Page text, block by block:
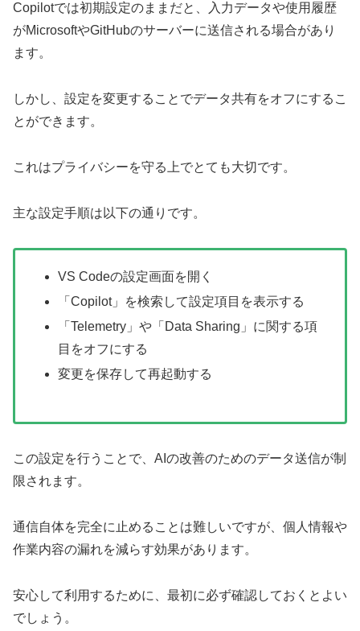
Copilotでは初期設定のままだと、入力データや使用履歴
がMicrosoftやGitHubのサーバーに送信される場合があり
ます。
しかし、設定を変更することでデータ共有をオフにするこ
とができます。
これはプライバシーを守る上でとても大切です。
主な設定手順は以下の通りです。
VS Codeの設定画面を開く
「Copilot」を検索して設定項目を表示する
「Telemetry」や「Data Sharing」に関する項
目をオフにする
変更を保存して再起動する
この設定を行うことで、AIの改善のためのデータ送信が制
限されます。
通信自体を完全に止めることは難しいですが、個人情報や
作業内容の漏れを減らす効果があります。
安心して利用するために、最初に必ず確認しておくとよい
でしょう。